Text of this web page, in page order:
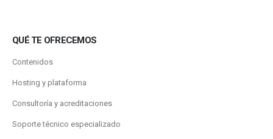
QUÉ TE OFRECEMOS
Contenidos
Hosting y plataforma
Consultoría y acreditaciones
Soporte técnico especializado